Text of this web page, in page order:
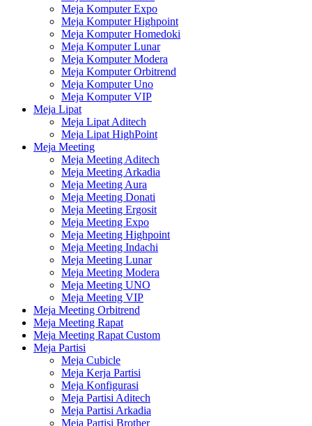
Meja Komputer Expo
Meja Komputer Highpoint
Meja Komputer Homedoki
Meja Komputer Lunar
Meja Komputer Modera
Meja Komputer Orbitrend
Meja Komputer Uno
Meja Komputer VIP
Meja Lipat
Meja Lipat Aditech
Meja Lipat HighPoint
Meja Meeting
Meja Meeting Aditech
Meja Meeting Arkadia
Meja Meeting Aura
Meja Meeting Donati
Meja Meeting Ergosit
Meja Meeting Expo
Meja Meeting Highpoint
Meja Meeting Indachi
Meja Meeting Lunar
Meja Meeting Modera
Meja Meeting UNO
Meja Meeting VIP
Meja Meeting Orbitrend
Meja Meeting Rapat
Meja Meeting Rapat Custom
Meja Partisi
Meja Cubicle
Meja Kerja Partisi
Meja Konfigurasi
Meja Partisi Aditech
Meja Partisi Arkadia
Meja Partisi Brother